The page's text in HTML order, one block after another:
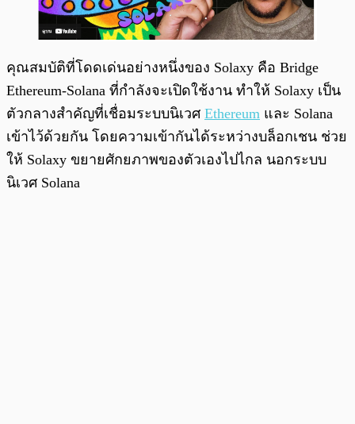
คุณสมบัติที่โดดเด่นอย่างหนึ่งของ Solaxy คือ Bridge
Ethereum-Solana ที่กำลังจะเปิดใช้งาน ทำให้ Solaxy เป็น
ตัวกลางสำคัญที่เชื่อมระบบนิเวศ Ethereum และ Solana
เข้าไว้ด้วยกัน โดยความเข้ากันได้ระหว่างบล็อกเชน ช่วย
ให้ Solaxy ขยายศักยภาพของตัวเองไปไกล นอกระบบ
นิเวศ Solana